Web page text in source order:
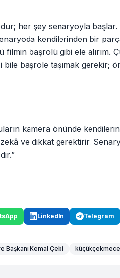
her şey senaryoyla
kendilerinden bir
filmin başrolü gibi ele
başrole taşımak gerekir;
kamera önünde
ve dikkat gerektirir.
LinkedIn Telegram
Başkanı Kemal Çebi